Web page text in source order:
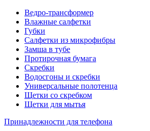
Ведро-трансформер
Влажные салфетки
Губки
Салфетки из микрофибры
Замша в тубе
Протирочная бумага
Скребки
Водосгоны и скребки
Универсальные полотенца
Щетки со скребком
Щетки для мытья
Принадлежности для телефона